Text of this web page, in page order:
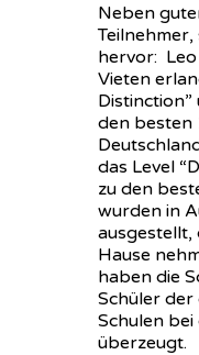
Neben
hervor:
Vieten
den besten
das Level
zu den
wurden in
ausgestellt,
Hause
haben die
Schüler der
Schulen
überzeugt.